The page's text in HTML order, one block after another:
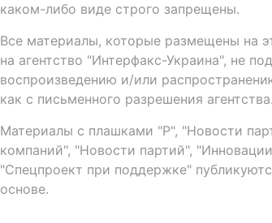
каком-либо виде строго запрещены.
Все материалы, которые размещены на
на агентство "Интерфакс-Украина", не
воспроизведению и/или
как с письменного разрешения агентства.
Материалы с плашками "Р", "Новости
компаний", "Новости партий",
"Спецпроект при поддержке"
основе.